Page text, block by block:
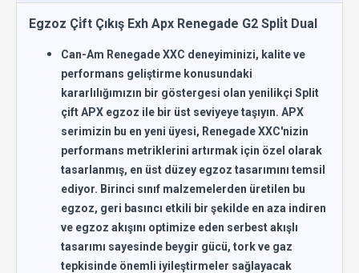
Egzoz Çi̇ft Çıkış Exh Apx Renegade G2 Spli̇t Dual
Can-Am Renegade XXC deneyiminizi, kalite ve
performans geliştirme konusundaki
kararlılığımızın bir göstergesi olan yenilikçi Split
çift APX egzoz ile bir üst seviyeye taşıyın. APX
serimizin bu en yeni üyesi, Renegade XXC'nizin
performans metriklerini artırmak için özel olarak
tasarlanmış, en üst düzey egzoz tasarımını temsil
ediyor. Birinci sınıf malzemelerden üretilen bu
egzoz, geri basıncı etkili bir şekilde en aza indiren
ve egzoz akışını optimize eden serbest akışlı
tasarımı sayesinde beygir gücü, tork ve gaz
tepkisinde önemli iyileştirmeler sağlayacak